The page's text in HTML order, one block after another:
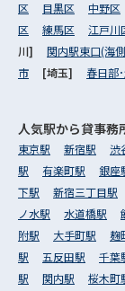
区
目黒区 中野区
区
練馬区 江戸川
川] 関内駅東口(海
市
[埼玉] 春日部
人気駅から貸事務
東京駅 新宿駅 渋
駅
有楽町駅 銀座
下駅
新宿三丁目駅
ノ水駅
水道橋駅
附駅
大手町駅 麹
駅
五反田駅 千葉
駅
関内駅 桜木町